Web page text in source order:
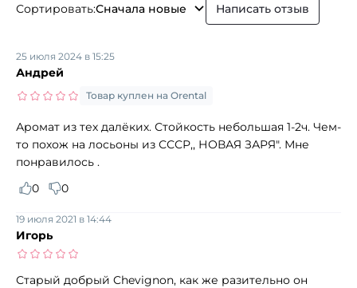
Сортировать:Сначала новые Написать отзыв
Андрей
25 июля 2024 в 15:25
Товар куплен на Orental
Аромат из тех далёких. Стойкость небольшая 1-2ч. Чем-
то похож на лосьоны из СССР,, НОВАЯ ЗАРЯ". Мне
понравилось .
0
0
Игорь
19 июля 2021 в 14:44
Старый добрый Chevignon, как же разительно он